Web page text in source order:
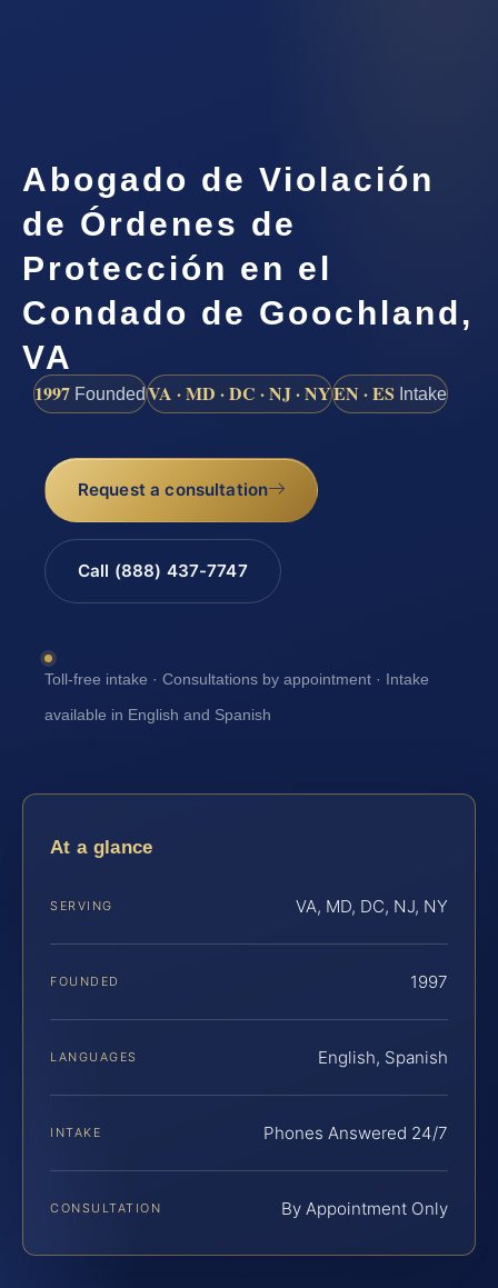
Abogado de Violación
de Órdenes de
Protección en el
Condado de Goochland,
VA
1997 FoundedVA · MD · DC · NJ · NYEN · ES Intake
Request a consultation
Call (888) 437-7747
Toll-free intake · Consultations by appointment · Intake
available in English and Spanish
At a glance
SERVING VA, MD, DC, NJ, NY
FOUNDED 1997
LANGUAGES English, Spanish
INTAKE Phones Answered 24/7
CONSULTATION By Appointment Only